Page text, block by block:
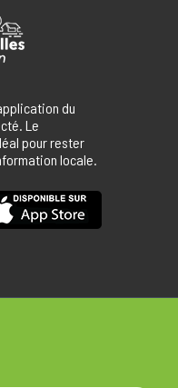
du
Le
pour rester
locale.